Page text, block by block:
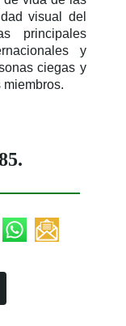
visual del
principales
y
ciegas y